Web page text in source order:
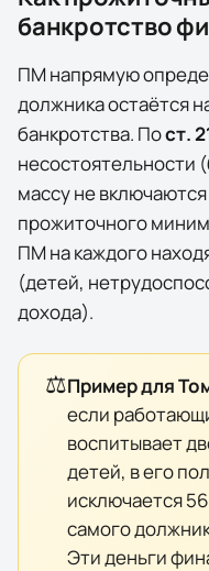
банкротство
ПМ напрямую
должника остаётся
банкротства. Пост.
несостоятельности
массуне включаются
прожиточного
ПМ на каждого
(детей,
дохода).
⚖️Пример для
если
воспитывает
детей, в его
исключается
самого
Эти деньги